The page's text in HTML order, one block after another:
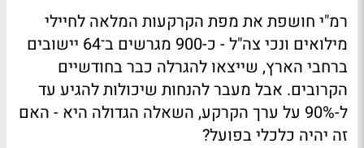
רמ"י חושפת את מפת הקרקעות המלאה לחיילי
מילואים ונכי צה"ל - כ-900 מגרשים ב־64 יישובים
ברחבי הארץ, שייצאו להגרלה כבר בחודשיים
הקרובים. אבל מעבר להנחות שיכולות להגיע עד
ל-90% על ערך הקרקע, השאלה הגדולה היא - האם
זה יהיה כלכלי בפועל?